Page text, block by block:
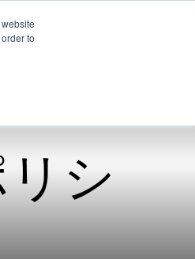
to連絡先
リシ